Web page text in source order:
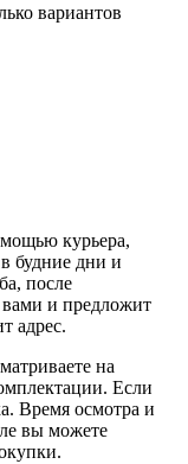
вариантов
курьера,
будние дни и
после
вами и предложит
адрес.
на
Если
Время осмотра и
вы можете